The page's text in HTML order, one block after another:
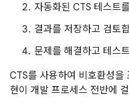
자동화된 CTS 테스트
결과를 저장하고 검토
문제를 해결하고 테스
CTS를 사용하여 비호환성
현이 개발 프로세스 전반에